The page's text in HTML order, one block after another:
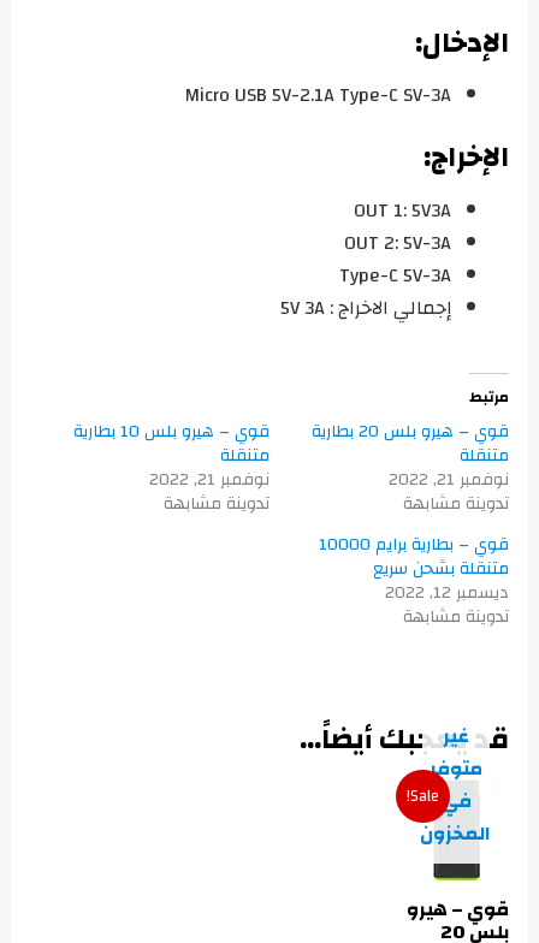
الإدخال:
Micro USB 5V-2.1A Type-C SV-3A
الإخراج:
OUT 1: 5V3A
OUT 2: 5V-3A
Type-C 5V-3A
إجمالي الاخراج : 5V 3A
مرتبط
قوي – هيرو بلس 20 بطارية
متنقلة
نوفمبر 21, 2022
تدوينة مشابهة
قوي – هيرو بلس 10 بطارية
متنقلة
نوفمبر 21, 2022
تدوينة مشابهة
قوي – بطارية برايم 10000
متنقلة بشحن سريع
ديسمبر 12, 2022
تدوينة مشابهة
قد يعجبك أيضاً…
Sale!
غير
متوفر
في
المخزون
قوي – هيرو
بلس 20